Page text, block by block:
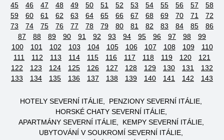
45
46 47 48 49 50 51 52 53 54 55 56 57
58
59
60 61 62 63 64 65 66 67 68 69 70 71
72
73
74 75 76 77 78 79 80 81 82 83 84 85
86
87
88 89 90 91 92 93 94 95 96 97 98
99
100
101 102 103 104 105 106 107 108 109
110
111
112 113 114 115 116 117 118 119 120
121
122
123 124 125 126 127 128 129 130 131
132
133
134 135 136 137 138 139 140 141 142 143
HOTELY SEVERNÍ ITÁLIE
PENZIONY SEVERNÍ ITÁLIE
HORSKÉ CHATY SEVERNÍ ITÁLIE
APARTMÁNY SEVERNÍ ITÁLIE
KEMPY SEVERNÍ ITÁLIE
UBYTOVÁNÍ V SOUKROMÍ SEVERNÍ ITÁLIE